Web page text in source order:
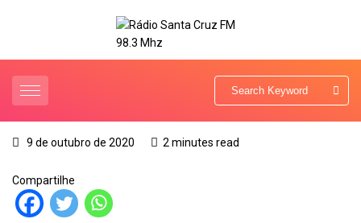
9 de outubro de 2020 2 minutes read
Compartilhe